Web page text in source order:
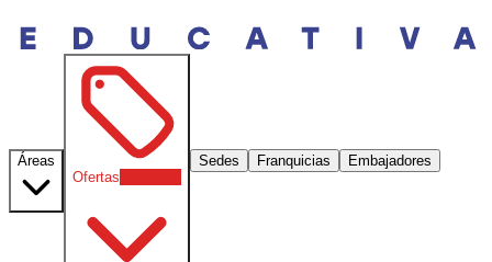
Áreas
Ofertas
Sedes Franquicias Embajadores